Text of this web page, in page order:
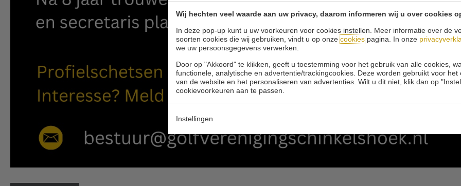
Wij hechten veel waarde aan uw privacy, daarom informeren wij u over cookies
In deze pop-up kunt u uw voorkeuren voor cookies instellen. Meer informatie over de
soorten cookies die wij gebruiken, vindt u op onzecookiespagina. In onze
we uw persoonsgegevens verwerken.
Door op "Akkoord" te klikken, geeft u toestemming voor het gebruik van alle cookies,
functionele, analytische en advertentie/trackingcookies. Deze worden gebruikt voor het
van de website en het personaliseren van advertenties. Wilt u dit niet, klik dan op
cookievoorkeuren aan te passen.
Instellingen